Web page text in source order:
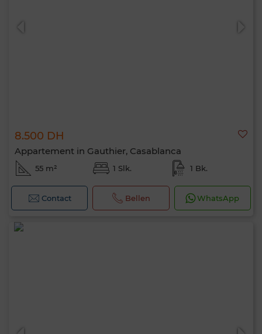
8.500 DH
Appartement in Gauthier, Casablanca
55 m² 1 Slk. 1 Bk.
Contact Bellen WhatsApp